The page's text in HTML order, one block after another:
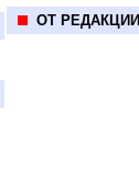
ОТ РЕДАКЦИИ